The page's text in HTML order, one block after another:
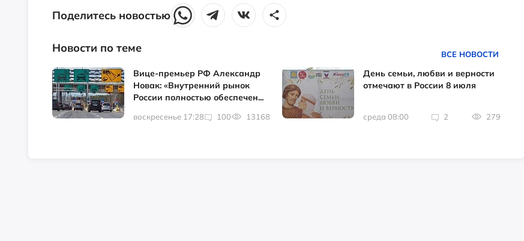
Поделитесь новостью
Новости по теме ВСЕ НОВОСТИ
Вице-премьер РФ Александр
Новак: «Внутренний рынок
России полностью обеспечен...
воскресенье 17:28 100 13168
День семьи, любви и верности
отмечают в России 8 июля
среда 08:00 2 279